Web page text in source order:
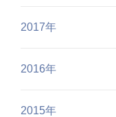
2017年
2016年
2015年